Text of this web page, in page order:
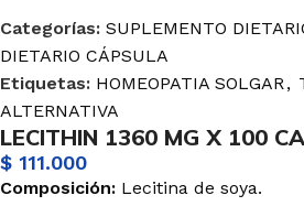
Categorías: SUPLEMENTO
DIETARIO CÁPSULA
Etiquetas: HOMEOPATIA SOLGAR,
ALTERNATIVA
LECITHIN 1360 MG X 100
$ 111.000
Composición: Lecitina de soya.